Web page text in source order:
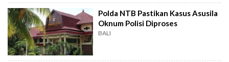
Polda NTB Pastikan Kasus Asusila
Oknum Polisi Diproses
BALI